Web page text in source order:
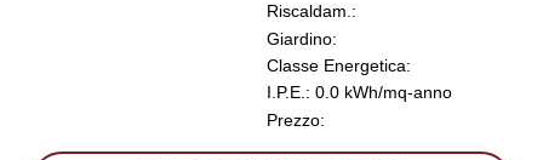
Riscaldam.:
Giardino:
Classe Energetica:
I.P.E.: 0.0 kWh/mq-anno
Prezzo: